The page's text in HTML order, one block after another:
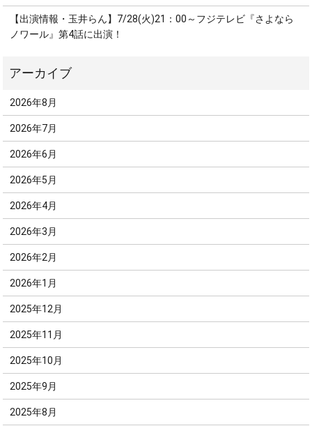
【出演情報・玉井らん】7/28(火)21：00～フジテレビ『さよなら
ノワール』第4話に出演！
2026年8月
2026年7月
2026年6月
2026年5月
2026年4月
2026年3月
2026年2月
2026年1月
2025年12月
2025年11月
2025年10月
2025年9月
2025年8月